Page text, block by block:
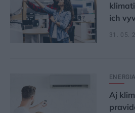
ich
31. 05.
ENERGIA
Aj